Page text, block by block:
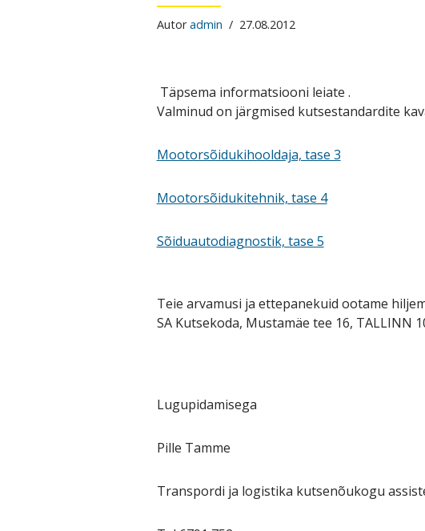
Autoradmin 27.08.2012
Täpsema informatsiooni leiate .
Valminud on järgmised kutsestandardite
Mootorsõidukihooldaja, tase 3
Mootorsõidukitehnik, tase 4
Sõiduautodiagnostik, tase 5
Teie arvamusi ja ettepanekuid ootame
SA Kutsekoda, Mustamäe tee 16, TALLINN
Lugupidamisega
Pille Tamme
Transpordi ja logistika kutsenõukogu